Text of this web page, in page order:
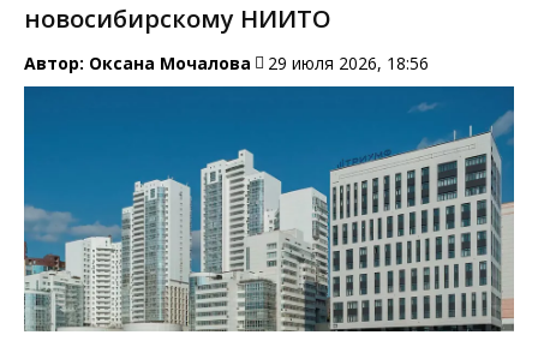
новосибирскому НИИТО
Автор: Оксана Мочалова 29 июля 2026, 18:56